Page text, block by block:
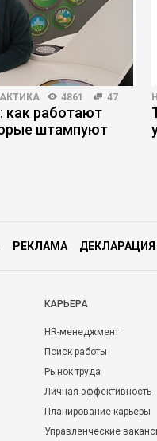
4861 47
как работают
штампуют
РЕКЛАМА
КАРЬЕРА
HR-менеджмент
Поиск работы
Рынок труда
Личная эффективность
Планирование карьеры
Управленческие